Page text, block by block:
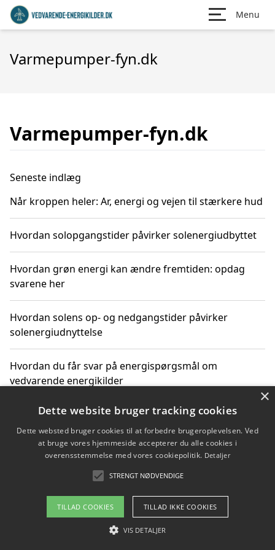
Menu
Varmepumper-fyn.dk
Varmepumper-fyn.dk
Seneste indlæg
Når kroppen heler: Ar, energi og vejen til stærkere hud
Hvordan solopgangstider påvirker solenergiudbyttet
Hvordan grøn energi kan ændre fremtiden: opdag
svarene her
Hvordan solens op- og nedgangstider påvirker
solenergiudnyttelse
Hvordan du får svar på energispørgsmål om
vedvarende energikilder
Copyright 2026 - Pilanto Aps
Om / kontakt
Blog Betingelser
×
Dette website bruger tracking cookies
Dette websted bruger cookies til at forbedre brugeroplevelsen. Ved
at bruge vores hjemmeside accepterer du alle cookies i
overensstemmelse med vores cookiepolitik. Detaljer
STRENGT NØDVENDIGE
TILLAD COOKIES TILLAD IKKE COOKIES
VIS DETALJER